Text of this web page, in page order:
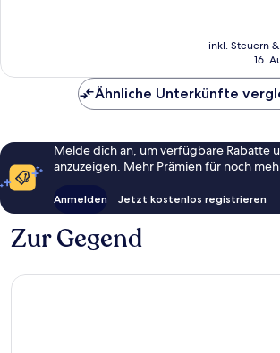
inkl. Steuern
16.
Ähnliche Unterkünfte
Melde dich an, um verfügbare Rabatte
anzuzeigen. Mehr Prämien für noch
Anmelden Jetzt kostenlos registrieren
Zur Gegend